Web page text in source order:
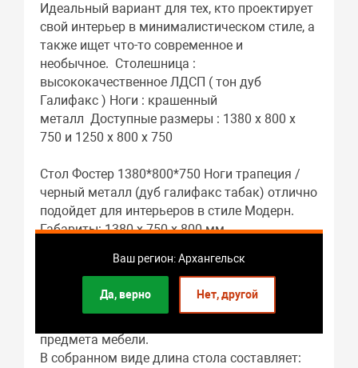
Ваш регион: Архангельск
Да, верно Нет, другой
Идеальный вариант для тех, кто проектирует
свой интерьер в минималистическом стиле, а
также ищет что-то современное и
необычное. Столешница :
высококачественное ЛДСП ( тон дуб
Галифакс ) Ноги : крашенный
металл Доступные размеры : 1380 х 800 х
750 и 1250 х 800 х 750
Стол Фостер 1380*800*750 Ноги трапеция /
черный металл (дуб галифакс табак) отлично
подойдет для интерьеров в стиле Модерн.
Габариты: 1380 x 750 x 800 мм.
металлокаркас.
Подстолье: ЛДСП.
предмета мебели.
В собранном виде длина стола составляет: